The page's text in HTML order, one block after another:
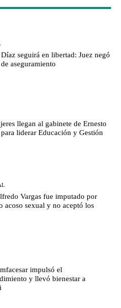
seguirá en libertad: Juez negó
aseguramiento
llegan al gabinete de Ernesto
liderar Educación y Gestión
Vargas fue imputado por
acoso sexual y no aceptó los
impulsó el
y llevó bienestar a